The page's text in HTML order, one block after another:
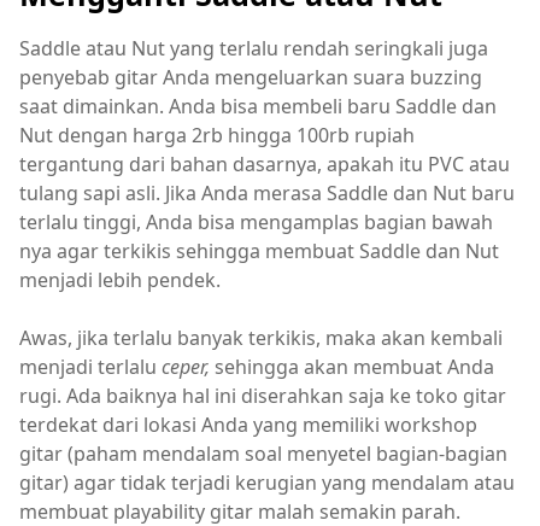
Saddle atau Nut yang terlalu rendah seringkali juga
penyebab gitar Anda mengeluarkan suara buzzing
saat dimainkan. Anda bisa membeli baru Saddle dan
Nut dengan harga 2rb hingga 100rb rupiah
tergantung dari bahan dasarnya, apakah itu PVC atau
tulang sapi asli. Jika Anda merasa Saddle dan Nut baru
terlalu tinggi, Anda bisa mengamplas bagian bawah
nya agar terkikis sehingga membuat Saddle dan Nut
menjadi lebih pendek.
Awas, jika terlalu banyak terkikis, maka akan kembali
menjadi terlalu ceper, sehingga akan membuat Anda
rugi. Ada baiknya hal ini diserahkan saja ke toko gitar
terdekat dari lokasi Anda yang memiliki workshop
gitar (paham mendalam soal menyetel bagian-bagian
gitar) agar tidak terjadi kerugian yang mendalam atau
membuat playability gitar malah semakin parah.